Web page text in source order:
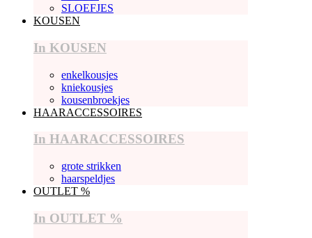
SLOEFJES
KOUSEN
In KOUSEN
enkelkousjes
kniekousjes
kousenbroekjes
HAARACCESSOIRES
In HAARACCESSOIRES
grote strikken
haarspeldjes
OUTLET %
In OUTLET %